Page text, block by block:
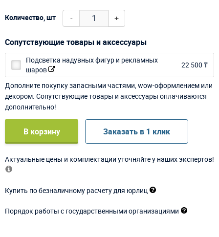
Количество, шт - +
Сопутствующие товары и аксессуары
Подсветка надувных фигур и рекламных
шаров
22 500 ₸
Дополните покупку запасными частями, wow-оформлением или
декором. Сопутствующие товары и аксессуары оплачиваются
дополнительно!
В корзину Заказать в 1 клик
Актуальные цены и комплектации уточняйте у наших экспертов!
Купить по безналичному расчету для юрлиц
Порядок работы с государственными организациями